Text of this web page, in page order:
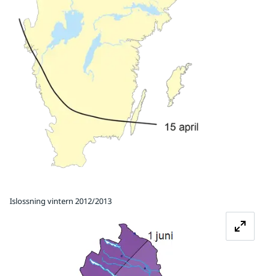
Islossning vintern 2012/2013